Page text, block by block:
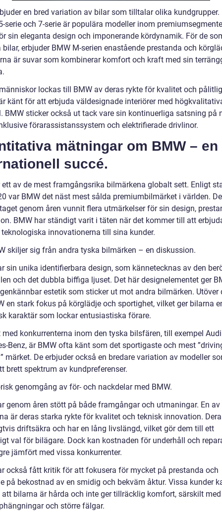
en bred variation av bilar som tilltalar olika kundgrupper.
serie och 7-serie är populära modeller inom
sin eleganta design och imponerande kördynamik. För de
erbjuder BMW M-serien enastående prestanda och
är suvar som kombinerar komfort och kraft med sin
lockas till BMW av deras rykte för kvalitet och
känt för att erbjuda väldesignade interiörer med
BMW sticker också ut tack vare sin kontinuerliga satsning på
förarassistanssystem och elektrifierade drivlinor.
mätningar om BMW – en
succé.
ett av de mest framgångsrika bilmärkena globalt sett. Enligt
var BMW det näst mest sålda premiumbilmärket i världen.
genom åren vunnit flera utmärkelser för sin design,
BMW har ständigt varit i täten när det kommer till att
innovationerna till sina kunder.
skiljer sig från andra tyska bilmärken – en diskussion.
sin unika identifierbara design, som kännetecknas av den
och det dubbla biffiga ljuset. Det här designelementet ger
estetik som sticker ut mot andra bilmärken. Utöver
en stark fokus på körglädje och sportighet, vilket ger bilarna
karaktär som lockar entusiastiska förare.
konkurrenterna inom den tyska bilsfären, till exempel
Benz, är BMW ofta känt som det sportigaste och mest
märket. De erbjuder också en bredare variation av modeller
brett spektrum av kundpreferenser.
genomgång av för- och nackdelar med BMW.
genom åren stött på både framgångar och utmaningar. En av
är deras starka rykte för kvalitet och teknisk innovation.
driftsäkra och har en lång livslängd, vilket gör dem till ett
val för bilägare. Dock kan kostnaden för underhåll och
jämfört med vissa konkurrenter.
också fått kritik för att fokusera för mycket på prestanda och
på bekostnad av en smidig och bekväm åktur. Vissa kunder
att bilarna är hårda och inte ger tillräcklig komfort, särskilt med
och större fälgar.